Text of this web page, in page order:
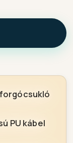
PU kábel